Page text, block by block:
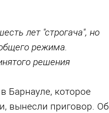
лет "строгача", но
режима.
решения
Барнауле, которое
вынесли приговор. Об